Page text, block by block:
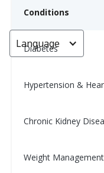
Conditions
Diabetes
Hypertension &
Chronic Kidney
Weight Management
Language
諾羅病毒爆